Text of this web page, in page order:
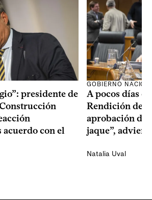
presidente de
con el
GOBIERNO
A pocos días
Rendición de
aprobación del
jaque”,
Natalia Uval